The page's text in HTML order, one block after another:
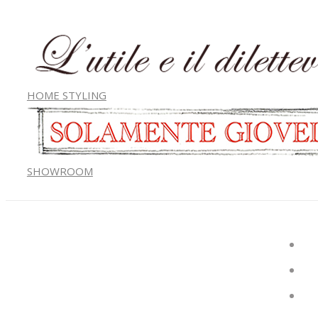
HOME STYLING
SHOWROOM